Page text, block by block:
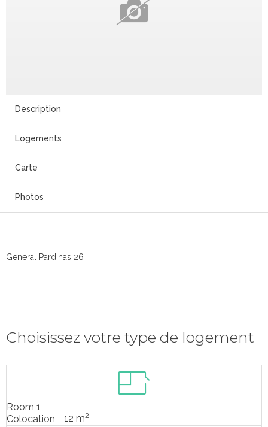
Description
Logements
Carte
Photos
General Pardinas 26
Choisissez votre type de logement
Room 1
Colocation
12 m2